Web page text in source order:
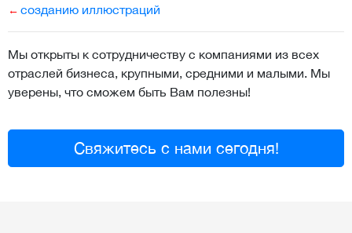
созданию иллюстраций
Мы открыты к сотрудничеству с компаниями из всех
отраслей бизнеса, крупными, средними и малыми. Мы
уверены, что сможем быть Вам полезны!
Свяжитесь с нами сегодня!